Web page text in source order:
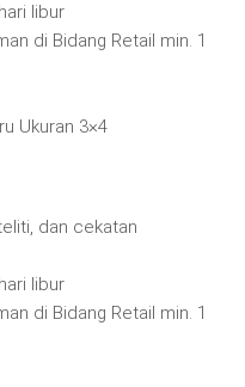
libur
di Bidang Retail min. 1
Ukuran 3×4
dan cekatan
libur
di Bidang Retail min. 1